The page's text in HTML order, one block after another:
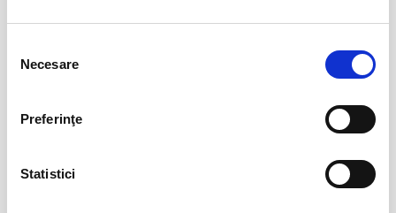
consimțământului
Necesare
Preferinţe
Statistici
Bucuresti
12